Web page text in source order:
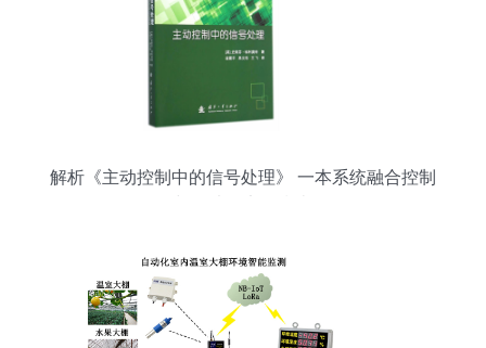
解析《主动控制中的信号处理》 一本系统融合控制